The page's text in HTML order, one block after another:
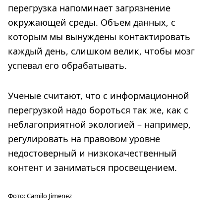
перегрузка напоминает загрязнение
окружающей среды. Объем данных, с
которым мы вынуждены контактировать
каждый день, слишком велик, чтобы мозг
успевал его обрабатывать.
Ученые считают, что с информационной
перегрузкой надо бороться так же, как с
неблагоприятной экологией – например,
регулировать на правовом уровне
недостоверный и низкокачественный
контент и заниматься просвещением.
Фото:Camilo Jimenez